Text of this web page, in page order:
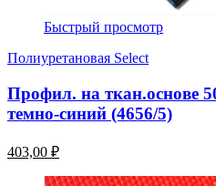
Быстрый просмотр
Полиуретановая Select
Профил. на ткан.основе
темно-синий (4656/5)
403,00 ₽